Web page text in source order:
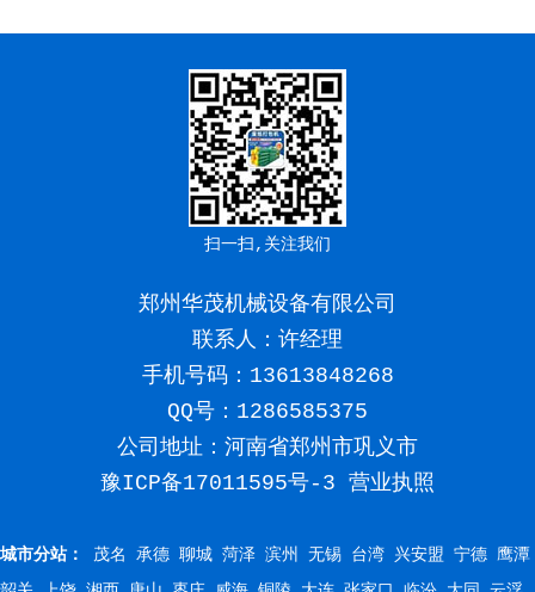
扫一扫,关注我们
郑州华茂机械设备有限公司
联系人：许经理
手机号码： 13613848268
QQ号：1286585375
公司地址：河南省郑州市巩义市
豫ICP备17011595号-3 营业执照
城市分站： 茂名 承德 聊城 菏泽 滨州 无锡 台湾 兴安盟 宁德 鹰潭